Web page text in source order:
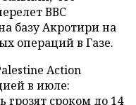
ВВС
базу Акротири на
операций в Газе.
Action
в июле:
грозят сроком до 14